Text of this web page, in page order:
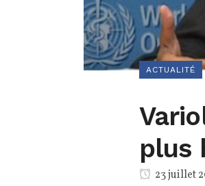
ACTUALITÉ
plus
23 juillet